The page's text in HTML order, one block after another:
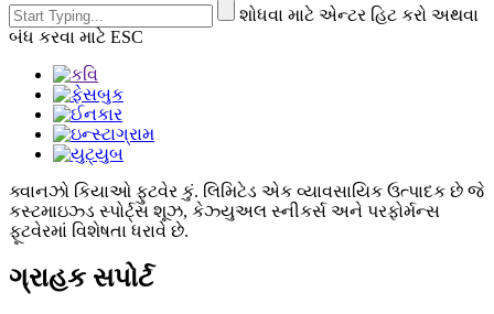
શોધવા માટે એન્ટર હિટ કરો અથવા
બંધ કરવા માટે ESC
ક્વાનઝો કિયાઓ ફુટવેર કું. લિમિટેડ એક વ્યાવસાયિક ઉત્પાદક છે જે
કસ્ટમાઇઝ્ડ સ્પોર્ટ્સ શૂઝ, કેઝ્યુઅલ સ્નીકર્સ અને પરફોર્મન્સ
ફૂટવેરમાં વિશેષતા ધરાવે છે.
ગ્રાહક સપોર્ટ